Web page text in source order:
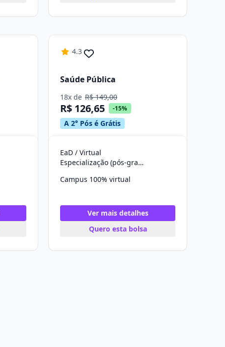
4.3
Saúde Pública
18x de R$ 149,00
R$ 126,65 -15%
A 2° Pós é Grátis
EaD / Virtual
Especialização (pós-graduação)
Campus 100% virtual
Ver mais detalhes
Quero esta bolsa